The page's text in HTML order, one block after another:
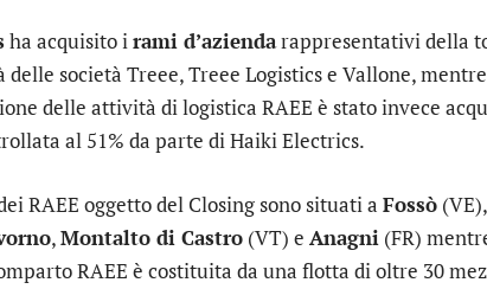
ha acquisito irami d’aziendarappresentativi della
società Treee, Treee Logistics e Vallone,
delle attività di logistica RAEE è stato invece
al 51% da parte di Haiki Electrics.
RAEE oggetto del Closing sono situati a Fossò (VE),
,Montalto di Castro (VT) e Anagni (FR)
RAEE è costituita da una flotta di oltre 30